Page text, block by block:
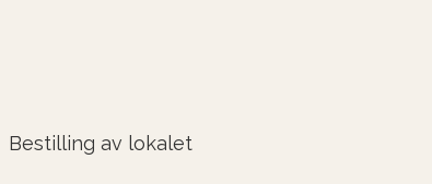
Bestilling av lokalet